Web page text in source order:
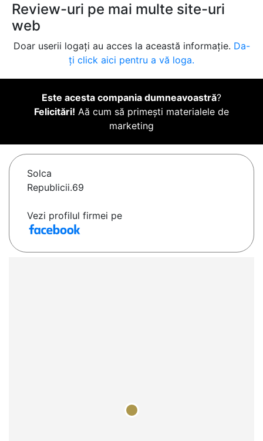
Review-uri pe mai multe site-uri
web
Doar userii logați au acces la această informație. Da-
ți click aici pentru a vă loga.
Este acesta compania dumneavoastră?
Felicitări! Aă cum să primești materialele de
marketing
Solca
Republicii.69
Vezi profilul firmei pe